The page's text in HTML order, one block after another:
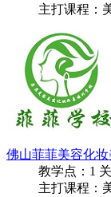
主打课程：
佛山菲菲美容化
教学点： 1
主打课程：